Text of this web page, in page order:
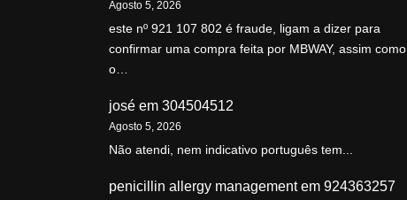
Agosto 5, 2026
este nº 921 107 802 é fraude, ligam a dizer para
confirmar uma compra feita por MBWAY, assim como
o…
josé em 304504512
Agosto 5, 2026
Não atendi, nem indicativo português tem...
penicillin allergy managementem 924363257